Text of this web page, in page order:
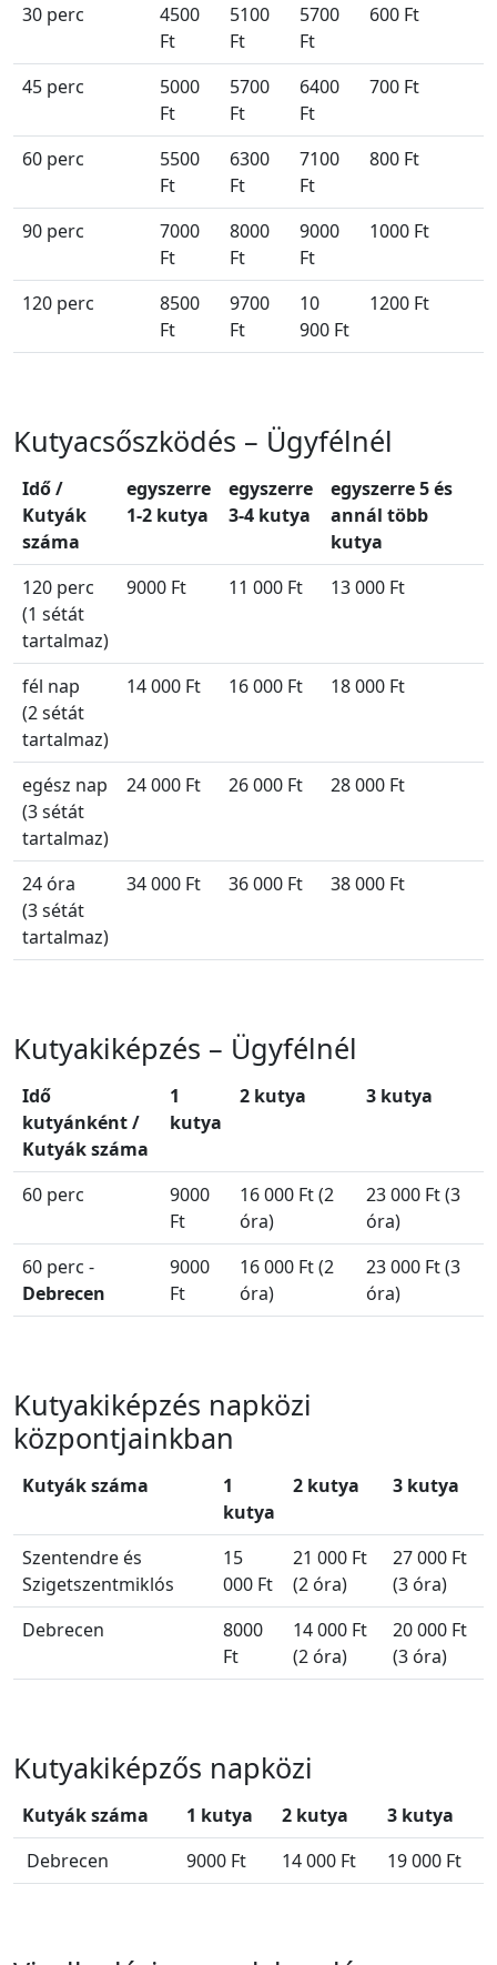
30 perc
4500
Ft
5100
Ft
5700
Ft
600 Ft
45 perc
5000
Ft
5700
Ft
6400
Ft
700 Ft
60 perc
5500
Ft
6300
Ft
7100
Ft
800 Ft
90 perc
7000
Ft
8000
Ft
9000
Ft
1000 Ft
120 perc
8500
Ft
9700
Ft
10
900 Ft
1200 Ft
Kutyacsőszködés – Ügyfélnél
Idő /
Kutyák
száma
egyszerre
1-2 kutya
egyszerre
3-4 kutya
egyszerre 5 és
annál több
kutya
120 perc
(1 sétát
tartalmaz)
9000 Ft 11 000 Ft 13 000 Ft
fél nap
(2 sétát
tartalmaz)
14 000 Ft 16 000 Ft 18 000 Ft
egész nap
(3 sétát
tartalmaz)
24 000 Ft 26 000 Ft 28 000 Ft
24 óra
(3 sétát
tartalmaz)
34 000 Ft 36 000 Ft 38 000 Ft
Kutyakiképzés – Ügyfélnél
Idő
kutyánként /
Kutyák száma
1
kutya
2 kutya 3 kutya
60 perc
9000
Ft
16 000 Ft (2
óra)
23 000 Ft (3
óra)
60 perc -
Debrecen
9000
Ft
16 000 Ft (2
óra)
23 000 Ft (3
óra)
Kutyakiképzés napközi
központjainkban
Kutyák száma
1
kutya
2 kutya 3 kutya
Szentendre és
Szigetszentmiklós
15
000 Ft
21 000 Ft
(2 óra)
27 000 Ft
(3 óra)
Debrecen
8000
Ft
14 000 Ft
(2 óra)
20 000 Ft
(3 óra)
Kutyakiképzős napközi
Kutyák száma 1 kutya 2 kutya
3 kutya
Debrecen
9000 Ft 14 000 Ft 19 000 Ft